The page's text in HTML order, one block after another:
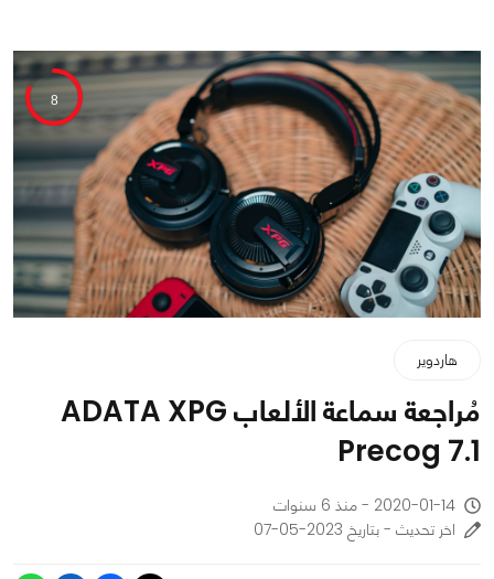
8
هاردوير
مُراجعة سماعة الألعاب ADATA XPG
Precog 7.1
2020-01-14 - منذ 6 سنوات
اخر تحديث - بتاريخ 2023-05-07